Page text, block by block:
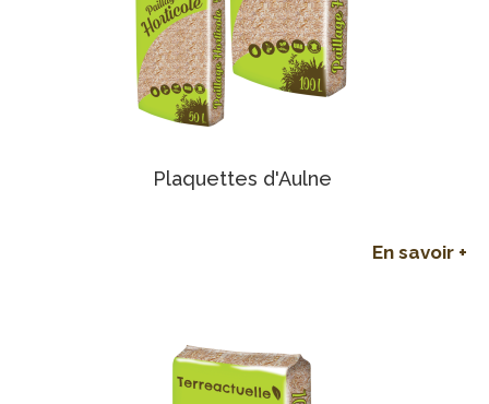
Plaquettes d'Aulne
En savoir +